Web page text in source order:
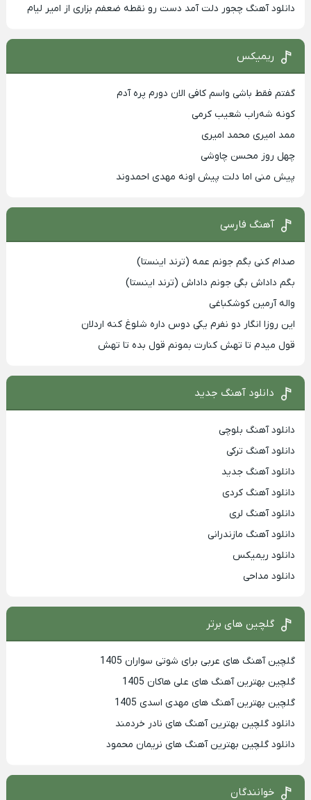
دانلود آهنگ چجور دلت آمد دست رو نقطه ضعفم بزاری از امیر لیام
ریمیکس
گفتم فقط باشی واسم کافی الان دورم پره آدم
کونه شه‌راب شعیب کرمی
ممد امیری محمد امیری
چهل روز محسن چاوشی
پیش منی اما دلت پیش اونه مهدی احمدوند
آهنگ فارسی
صدام کنی بگم جونم عمه (ترند اینستا)
بگم داداش بگی جونم داداش (ترند اینستا)
واله آرمین کوشکباغی
این روزا انگار دو نفرم یکی دوس داره شلوغ کنه اردلان
قول میدم تا تهش کنارت بمونم قول بده تا تهش
دانلود آهنگ جدید
دانلود آهنگ بلوچی
دانلود آهنگ ترکی
دانلود آهنگ جدید
دانلود آهنگ کردی
دانلود آهنگ لری
دانلود آهنگ مازندرانی
دانلود ریمیکس
دانلود مداحی
گلچین های برتر
گلچین آهنگ های عربی برای شوتی سواران 1405
گلچین بهترين آهنگ های علی هاکان 1405
گلچین بهترین آهنگ های مهدی اسدی 1405
دانلود گلچین بهترین آهنگ های نادر خردمند
دانلود گلچین بهترین آهنگ های نریمان محمود
خوانندگان